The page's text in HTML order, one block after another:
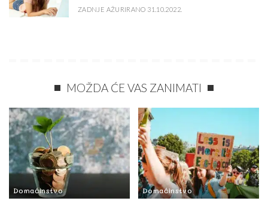
ZADNJE AŽURIRANO 31.10.2022.
MOŽDA ĆE VAS ZANIMATI
Domaćinstvo Domaćinstvo